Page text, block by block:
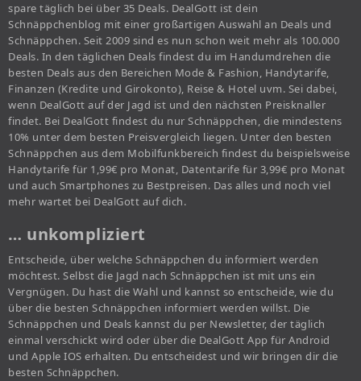
spare täglich bei über 35 Deals. DealGott ist dein
Schnäppchenblog mit einer großartigen Auswahl an Deals und
Schnäppchen. Seit 2009 sind es nun schon weit mehr als 100.000
Deals. In den täglichen Deals findest du im Handumdrehen die
besten Deals aus den Bereichen Mode & Fashion, Handytarife,
Finanzen (Kredite und Girokonto), Reise & Hotel uvm. Sei dabei,
wenn DealGott auf der Jagd ist und den nächsten Preisknaller
findet. Bei DealGott findest du nur Schnäppchen, die mindestens
10% unter dem besten Preisvergleich liegen. Unter den besten
Schnäppchen aus dem Mobilfunkbereich findest du beispielsweise
Handytarife für 1,99€ pro Monat, Datentarife für 3,99€ pro Monat
und auch Smartphones zu Bestpreisen. Das alles und noch viel
mehr wartet bei DealGott auf dich.
… unkompliziert
Entscheide, über welche Schnäppchen du informiert werden
möchtest. Selbst die Jagd nach Schnäppchen ist mit uns ein
Vergnügen. Du hast die Wahl und kannst so entscheide, wie du
über die besten Schnäppchen informiert werden willst. Die
Schnäppchen und Deals kannst du per Newsletter, der täglich
einmal verschickt wird oder über die DealGott App für Android
und Apple IOS erhalten. Du entscheidest und wir bringen dir die
besten Schnäppchen.